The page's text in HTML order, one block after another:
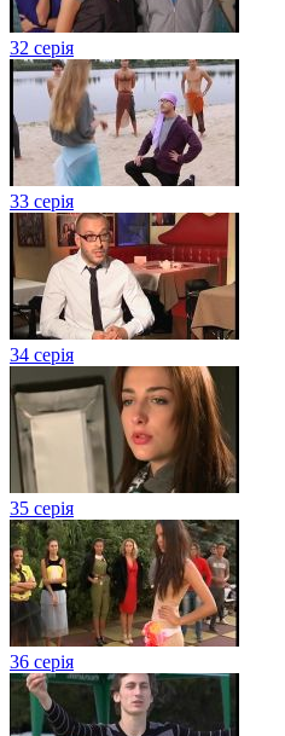
32 серія
33 серія
34 серія
35 серія
36 серія